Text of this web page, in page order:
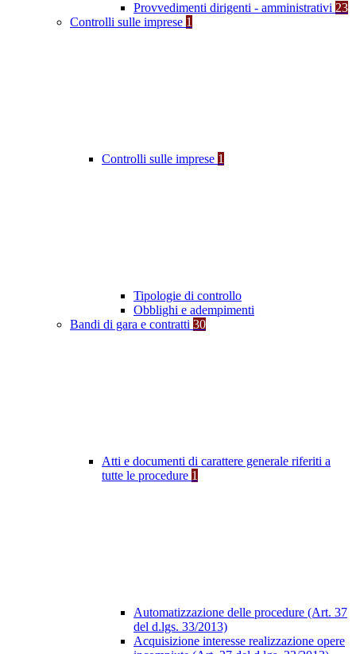
Provvedimenti dirigenti - amministrativi 23
Controlli sulle imprese 1
Controlli sulle imprese 1
Tipologie di controllo
Obblighi e adempimenti
Bandi di gara e contratti 30
Atti e documenti di carattere generale riferiti a
tutte le procedure 1
Automatizzazione delle procedure (Art. 37
del d.lgs. 33/2013)
Acquisizione interesse realizzazione opere